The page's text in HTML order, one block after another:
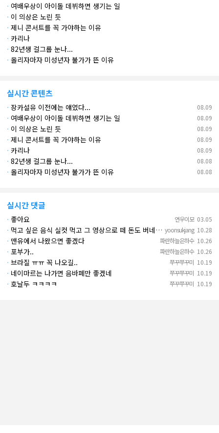
· 여배우상이 아이돌 데뷔하면 생기는 일
· 이 의상은 노린 듯
· 제니 콘서트를 꼭 가야하는 이유
· 카리나
· 82년생 걸그룹 눈나...
· 올리자마자 미성년자 불가가 뜬 이유
실시간 콘텐츠
08.09
· 장카설유 이전에는 얘였다...
08.09
· 여배우상이 아이돌 데뷔하면 생기는 일
08.09
· 이 의상은 노린 듯
08.09
· 제니 콘서트를 꼭 가야하는 이유
08.09
· 카리나
08.08
· 82년생 걸그룹 눈나...
08.08
· 올리자마자 미성년자 불가가 뜬 이유
실시간 댓글
연우이모 03.05
· 좋아요
yoonsukjang 10.28
· 먹고 싶은 음식 실컷 먹고 그 영상으로 떼 돈도 버네 ㄷㄷ. 하고 싶은 것만 하고 부자되네.
파란하늘은하수 10.26
· 맨유에서 나왔으면 좋겠다
파란하늘은하수 10.26
· 포부가..
쭈꾸쭈꾸미 10.19
· 브라질 ㅠㅠ 꼭 나오길..
쭈꾸쭈꾸미 10.19
· 네이마르는 나가면 음바페만 좋겠네
쭈꾸쭈꾸미 10.19
· 호날두 ㅋㅋㅋㅋ